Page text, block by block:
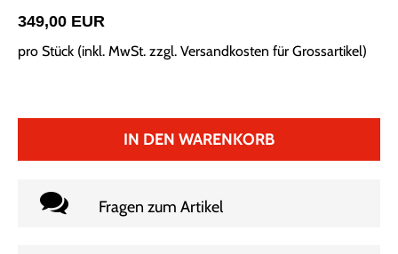
349,00 EUR
pro Stück (inkl. MwSt. zzgl. Versandkosten für Grossartikel)
IN DEN WARENKORB
Fragen zum Artikel